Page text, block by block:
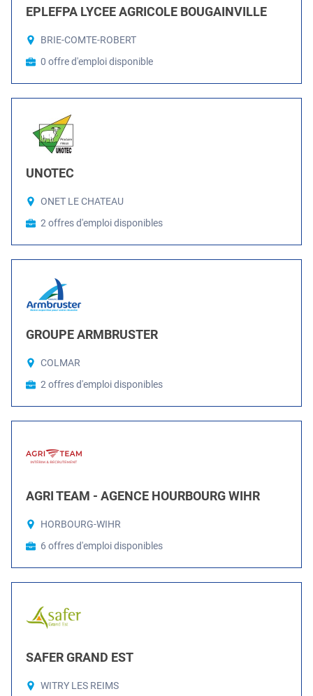
EPLEFPA LYCEE AGRICOLE BOUGAINVILLE
BRIE-COMTE-ROBERT
0 offre d'emploi disponible
UNOTEC
ONET LE CHATEAU
2 offres d'emploi disponibles
GROUPE ARMBRUSTER
COLMAR
2 offres d'emploi disponibles
AGRI TEAM - AGENCE HOURBOURG WIHR
HORBOURG-WIHR
6 offres d'emploi disponibles
SAFER GRAND EST
WITRY LES REIMS